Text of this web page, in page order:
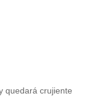
quedará crujiente